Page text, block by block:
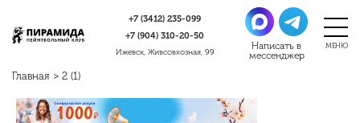
+7 (3412) 235-099
+7 (904) 310-20-50
Ижевск, Живсовхозная, 99
Главная > 2 (1)